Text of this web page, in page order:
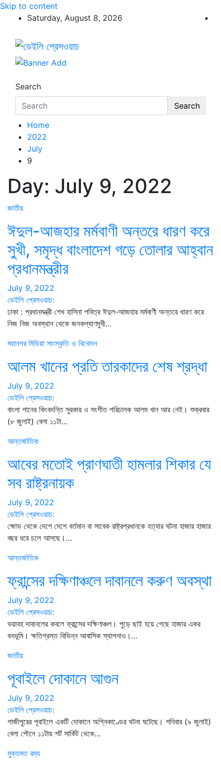
Skip to content
Saturday, August 8, 2026
ডেইলি প্রেসওয়াচ
ডেইলি প্রেসওয়াচ মুক্তিযুদ্ধের চেতনায় উদ্বুদ্ধ মুখপত্র
Search
Search
Home
2022
July
9
Day: July 9, 2022
জাতীয়
ঈদুল-আজহার মর্মবাণী অন্তরে ধারণ করে
সুখী, সমৃদ্ধ বাংলাদেশ গড়ে তোলার আহ্বান
প্রধানমন্ত্রীর
July 9, 2022
ডেইলি প্রেসওয়াচ:
ঢাকা : প্রধানমন্ত্রী শেখ হাসিনা পবিত্র ঈদুল-আজহার মর্মবাণী অন্তরে ধারণ করে
নিজ নিজ অবস্থান থেকে জনকল্যাণমুখী…
মহানগর মিডিয়া সাংস্কৃতি ও বিনোদন
আলম খানের প্রতি তারকাদের শেষ শ্রদ্ধা
July 9, 2022
ডেইলি প্রেসওয়াচ:
বাংলা গানের কিংবদন্তি সুরকার ও সংগীত পরিচালক আলম খান আর নেই। শুক্রবার
(৮ জুলাই) বেলা ১১টা…
আন্তর্জাতিক
আবের মতোই প্রাণঘাতী হামলার শিকার যে
সব রাষ্ট্রনায়ক
July 9, 2022
ডেইলি প্রেসওয়াচ:
ক্ষোভ থেকে দেশে দেশে বর্তমান বা সাবেক রাষ্ট্রপ্রধানকে হত্যার ঘটনা হাজার হাজার
বছর ধরে চলে আসছে।…
আন্তর্জাতিক
ফ্রান্সের দক্ষিণাঞ্চলে দাবানলে করুণ অবস্থা
July 9, 2022
ডেইলি প্রেসওয়াচ:
ভয়াবহ দাবানলের কবলে ফ্রান্সের দক্ষিণাঞ্চল। পুড়ে ছাই হয়ে গেছে হাজার একর
বনভূমি। ক্ষতিগ্রস্ত বিভিন্ন আবাসিক স্থাপনাও।…
জাতীয়
পূবাইলে দোকানে আগুন
July 9, 2022
ডেইলি প্রেসওয়াচ:
গাজীপুরের পূবাইলে একটি দোকানে অগ্নিকাণ্ডের ঘটনা ঘটেছে। শনিবার (৯ জুলাই)
বেলা পৌনে ১১টায় শর্ট সার্কিট থেকে…
মুক্তমত রম্য